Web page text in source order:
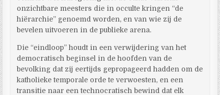
onzichtbare meesters die in occulte kringen “de
hiërarchie” genoemd worden, en van wie zij de
bevelen uitvoeren in de publieke arena.
Die “eindloop” houdt in een verwijdering van het
democratisch beginsel in de hoofden van de
bevolking dat zij eertijds gepropageerd hadden om de
katholieke temporale orde te verwoesten, en een
transitie naar een technocratisch bewind dat elk